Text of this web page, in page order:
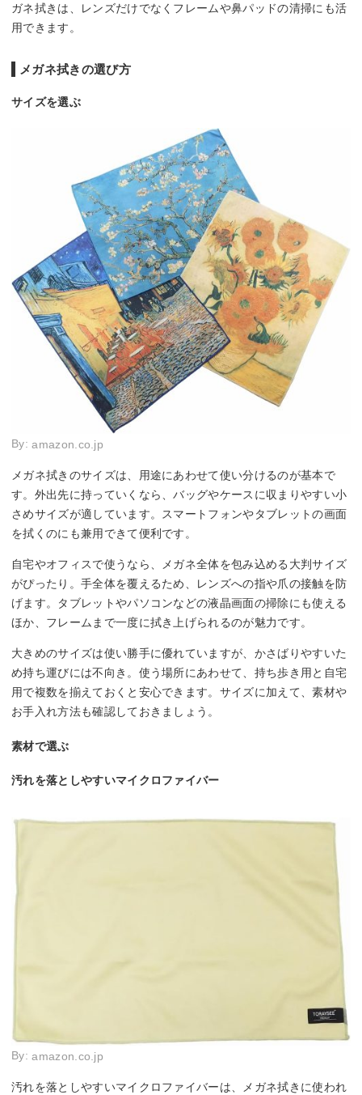
ガネ拭きは、レンズだけでなくフレームや鼻パッドの清掃にも活
用できます。
メガネ拭きの選び方
サイズを選ぶ
By:amazon.co.jp
メガネ拭きのサイズは、用途にあわせて使い分けるのが基本で
す。外出先に持っていくなら、バッグやケースに収まりやすい小
さめサイズが適しています。スマートフォンやタブレットの画面
を拭くのにも兼用できて便利です。
自宅やオフィスで使うなら、メガネ全体を包み込める大判サイズ
がぴったり。手全体を覆えるため、レンズへの指や爪の接触を防
げます。タブレットやパソコンなどの液晶画面の掃除にも使える
ほか、フレームまで一度に拭き上げられるのが魅力です。
大きめのサイズは使い勝手に優れていますが、かさばりやすいた
め持ち運びには不向き。使う場所にあわせて、持ち歩き用と自宅
用で複数を揃えておくと安心できます。サイズに加えて、素材や
お手入れ方法も確認しておきましょう。
素材で選ぶ
汚れを落としやすいマイクロファイバー
By:amazon.co.jp
汚れを落としやすいマイクロファイバーは、メガネ拭きに使われ